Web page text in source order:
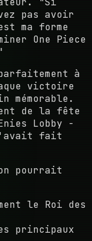
pas avoir
ma forme
One Piece
à
victoire
de la fête
Lobby -
fait
pourrait
le Roi des
principaux